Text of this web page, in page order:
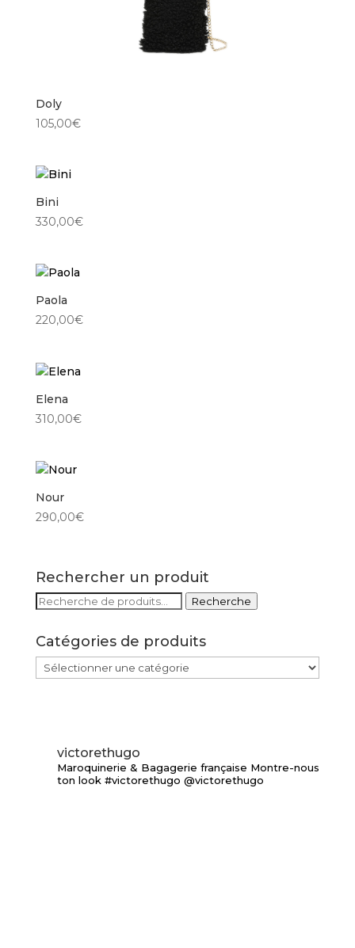
Doly
105,00€
Bini
330,00€
Paola
220,00€
Elena
310,00€
Nour
290,00€
Rechercher un produit
Recherche
Recherche
Catégories de produits
victorethugo
Maroquinerie & Bagagerie française Montre-nous
ton look #victorethugo @victorethugo